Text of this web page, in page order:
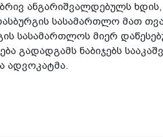
ანგარიშვალდებულს ხდის,
სასამართლო მათ
სასამართლოს მიერ
გადადგამს ნაბიჯებს
ადვოკატმა.